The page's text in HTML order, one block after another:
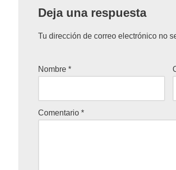
Deja una respuesta
Tu dirección de correo electrónico no
Nombre *
Comentario *